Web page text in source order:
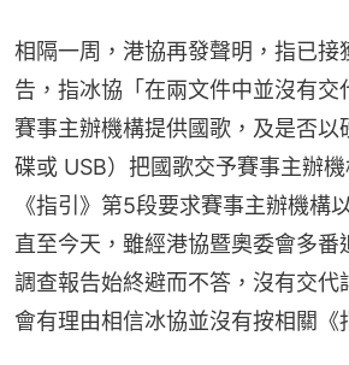
相隔一周，港協再發聲明，指已接
告，指冰協「在兩文件中並沒有交
賽事主辦機構提供國歌，及是否以
碟或 USB）把國歌交予賽事主辦
《指引》第5段要求賽事主辦機構
直至今天，雖經港協暨奧委會多番
調查報告始終避而不答，沒有交代
會有理由相信冰‍協並沒有按相關《